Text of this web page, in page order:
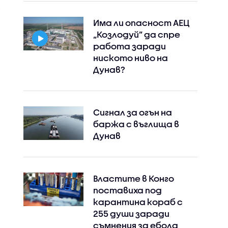
Instagram Facebook
Има ли опасност АЕЦ
„Козлодуй” да спре
работа заради
ниското ниво на
Дунав?
Сигнал за огън на
баржа с въглища в
Дунав
Властите в Конго
поставиха под
карантина кораб с
255 души заради
съмнения за ебола